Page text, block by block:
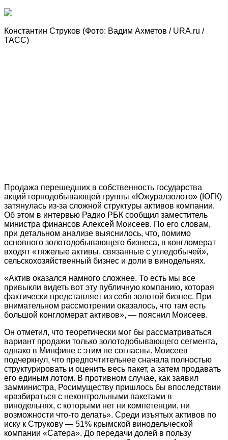
Константин Струков (Фото: Вадим Ахметов / URA.ru /
ТАСС)
Продажа перешедших в собственность государства
акций горнодобывающей группы «Южуралзолото» (ЮГК)
затянулась из-за сложной структуры активов компании.
Об этом в интервью Радио РБК сообщил заместитель
министра финансов Алексей Моисеев. По его словам,
при детальном анализе выяснилось, что, помимо
основного золотодобывающего бизнеса, в конгломерат
входят «тяжелые активы, связанные с угледобычей»,
сельскохозяйственный бизнес и доли в винодельнях.
«Актив оказался намного сложнее. То есть мы все
привыкли видеть вот эту публичную компанию, которая
фактически представляет из себя золотой бизнес. При
внимательном рассмотрении оказалось, что там есть
большой конгломерат активов», — пояснил Моисеев.
Он отметил, что теоретически мог бы рассматриваться
вариант продажи только золотодобывающего сегмента,
однако в Минфине с этим не согласны. Моисеев
подчеркнул, что предпочтительнее сначала полностью
структурировать и оценить весь пакет, а затем продавать
его единым лотом. В противном случае, как заявил
замминистра, Росимуществу пришлось бы впоследствии
«разбираться с неконтрольными пакетами в
винодельнях, с которыми нет ни компетенции, ни
возможности что-то делать». Среди изъятых активов по
иску к Струкову — 51% крымской винодельческой
компании «Сатера». До передачи долей в пользу